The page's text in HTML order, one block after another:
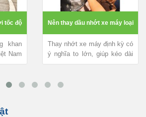
tốc độ
khan
Nam
giá
Nên thay dầu nhớt xe máy loại
0.8 hay 1L ?
Thay nhớt xe máy định kỳ có
ý nghĩa to lớn, giúp kéo dài
tuổi thọ động cơ, xe vận